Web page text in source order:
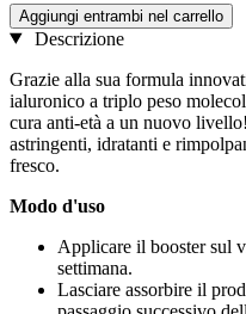
Aggiungi entrambi nel carrello
Descrizione
Grazie alla sua formula
ialuronico a triplo peso
cura anti-età a un nuovo
astringenti, idratanti e
fresco.
Modo d'uso
Applicare il booster sul
settimana.
Lasciare assorbire il